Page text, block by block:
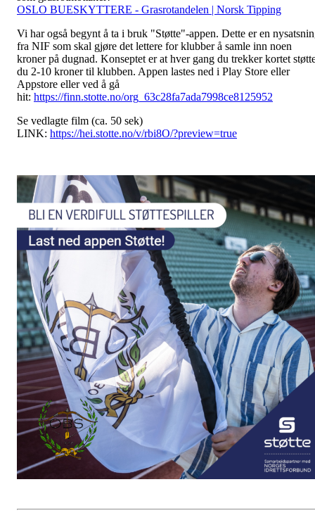
OSLO BUESKYTTERE - Grasrotandelen | Norsk Tipping
Vi har også begynt å ta i bruk "Støtte"-appen. Dette er en
fra NIF som skal gjøre det lettere for klubber å samle inn noen
kroner på dugnad. Konseptet er at hver gang du trekker kortet
du 2-10 kroner til klubben. Appen lastes ned i Play Store eller
Appstore eller ved å gå
hit: https://finn.stotte.no/org_63c28fa7ada7998ce8125952
Se vedlagte film (ca. 50 sek)
LINK: https://hei.stotte.no/v/rbi8O/?preview=true